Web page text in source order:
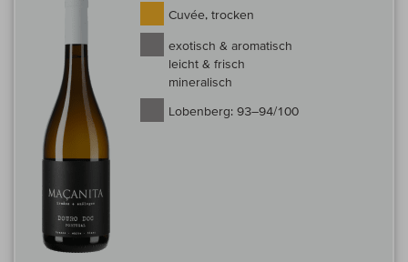
Cuvée, trocken
exotisch & aromatisch
leicht & frisch
mineralisch
Lobenberg: 93–94/100